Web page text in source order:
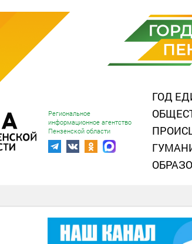
Региональное
информационное агентство
Пензенской области
ГОД